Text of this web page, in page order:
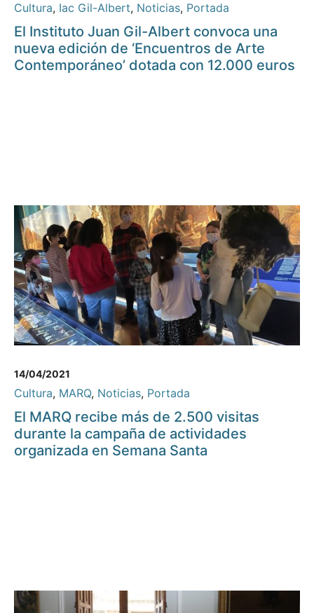
Cultura, Iac Gil-Albert, Noticias, Portada
El Instituto Juan Gil-Albert convoca una
nueva edición de ‘Encuentros de Arte
Contemporáneo’ dotada con 12.000 euros
14/04/2021
Cultura, MARQ, Noticias, Portada
El MARQ recibe más de 2.500 visitas
durante la campaña de actividades
organizada en Semana Santa